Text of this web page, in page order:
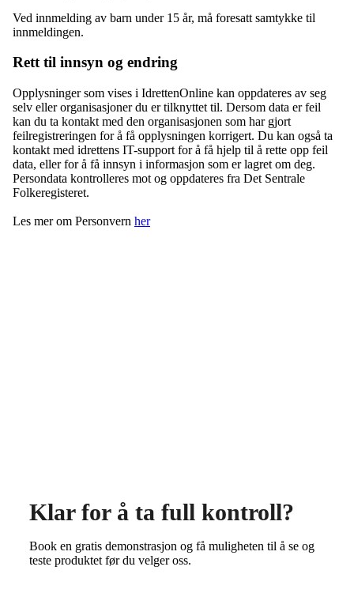
Ved innmelding av barn under 15 år, må foresatt samtykke til
innmeldingen.
Rett til innsyn og endring
Opplysninger som vises i IdrettenOnline kan oppdateres av seg
selv eller organisasjoner du er tilknyttet til. Dersom data er feil
kan du ta kontakt med den organisasjonen som har gjort
feilregistreringen for å få opplysningen korrigert. Du kan også ta
kontakt med idrettens IT-support for å få hjelp til å rette opp feil
data, eller for å få innsyn i informasjon som er lagret om deg.
Persondata kontrolleres mot og oppdateres fra Det Sentrale
Folkeregisteret.
Les mer om Personvern her
Klar for å ta full kontroll?
Book en gratis demonstrasjon og få muligheten til å se og
teste produktet før du velger oss.